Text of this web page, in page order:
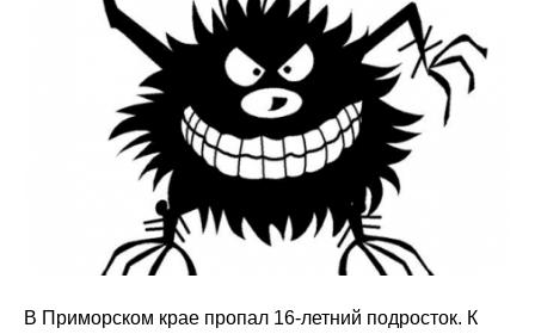
В Приморском крае пропал 16-летний подросток. К